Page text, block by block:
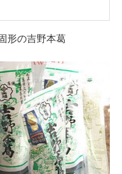
形の吉野本葛